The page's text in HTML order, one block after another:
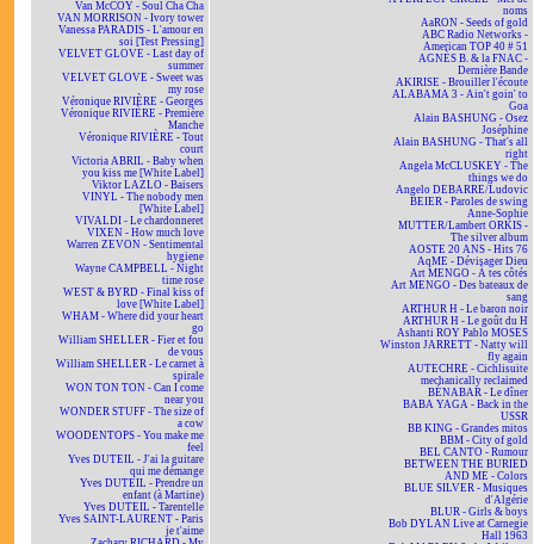
Van McCOY - Soul Cha Cha
VAN MORRISON - Ivory tower
Vanessa PARADIS - L'amour en
soi [Test Pressing]
VELVET GLOVE - Last day of
summer
VELVET GLOVE - Sweet was
my rose
Véronique RIVIÈRE - Georges
Véronique RIVIÈRE - Première
Manche
Véronique RIVIÈRE - Tout
court
Victoria ABRIL - Baby when
you kiss me [White Label]
Viktor LAZLO - Baisers
VINYL - The nobody men
[White Label]
VIVALDI - Le chardonneret
VIXEN - How much love
Warren ZEVON - Sentimental
hygiene
Wayne CAMPBELL - Night
time rose
WEST & BYRD - Final kiss of
love [White Label]
WHAM - Where did your heart
go
William SHELLER - Fier et fou
de vous
William SHELLER - Le carnet à
spirale
WON TON TON - Can I come
near you
WONDER STUFF - The size of
a cow
WOODENTOPS - You make me
feel
Yves DUTEIL - J'ai la guitare
qui me démange
Yves DUTEIL - Prendre un
enfant (à Martine)
Yves DUTEIL - Tarentelle
Yves SAINT-LAURENT - Paris
je t'aime
noms
AaRON - Seeds of gold
ABC Radio Networks -
American TOP 40 # 51
AGNÈS B. & la FNAC -
Dernière Bande
AKIRISE - Brouiller l'écoute
ALABAMA 3 - Ain't goin' to
Goa
Alain BASHUNG - Osez
Joséphine
Alain BASHUNG - That's all
right
Angela McCLUSKEY - The
things we do
Angelo DEBARRE/Ludovic
BEIER - Paroles de swing
Anne-Sophie
MUTTER/Lambert ORKIS -
The silver album
AOSTE 20 ANS - Hits 76
AqME - Dévisager Dieu
Art MENGO - À tes côtés
Art MENGO - Des bateaux de
sang
ARTHUR H - Le baron noir
ARTHUR H - Le goût du H
Ashanti ROY Pablo MOSES
Winston JARRETT - Natty will
fly again
AUTECHRE - Cichlisuite
mechanically reclaimed
BÉNABAR - Le dîner
BABA YAGA - Back in the
USSR
BB KING - Grandes mitos
BBM - City of gold
BEL CANTO - Rumour
BETWEEN THE BURIED
AND ME - Colors
BLUE SILVER - Musiques
d'Algérie
BLUR - Girls & boys
Bob DYLAN Live at Carnegie
Hall 1963